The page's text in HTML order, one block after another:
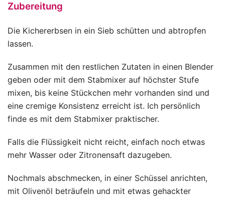
Zubereitung
Die Kichererbsen in ein Sieb schütten und abtropfen
lassen.
Zusammen mit den restlichen Zutaten in einen Blender
geben oder mit dem Stabmixer auf höchster Stufe
mixen, bis keine Stückchen mehr vorhanden sind und
eine cremige Konsistenz erreicht ist. Ich persönlich
finde es mit dem Stabmixer praktischer.
Falls die Flüssigkeit nicht reicht, einfach noch etwas
mehr Wasser oder Zitronensaft dazugeben.
Nochmals abschmecken, in einer Schüssel anrichten,
mit Olivenöl beträufeln und mit etwas gehackter